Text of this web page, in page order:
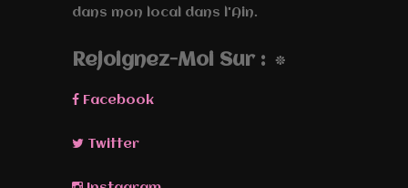
dans mon local dans l'Ain.
Rejoignez-Moi Sur :
Facebook
Twitter